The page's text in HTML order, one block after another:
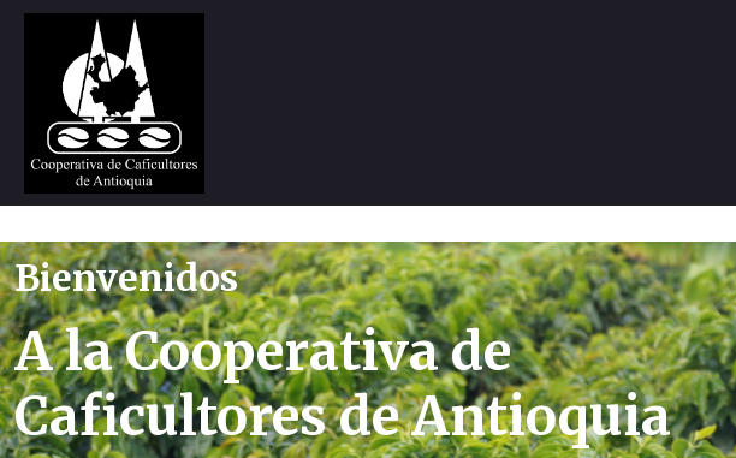
Bienvenidos
A la Cooperativa de
Caficultores de Antioquia